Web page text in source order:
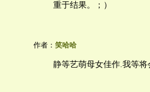
重于结果。；）
作者： 笑哈哈
静等艺萌母女佳作.我等将